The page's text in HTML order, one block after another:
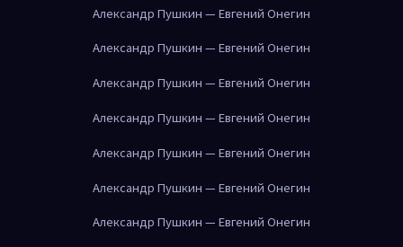
Александр Пушкин — Евгений Онегин
Александр Пушкин — Евгений Онегин
Александр Пушкин — Евгений Онегин
Александр Пушкин — Евгений Онегин
Александр Пушкин — Евгений Онегин
Александр Пушкин — Евгений Онегин
Александр Пушкин — Евгений Онегин